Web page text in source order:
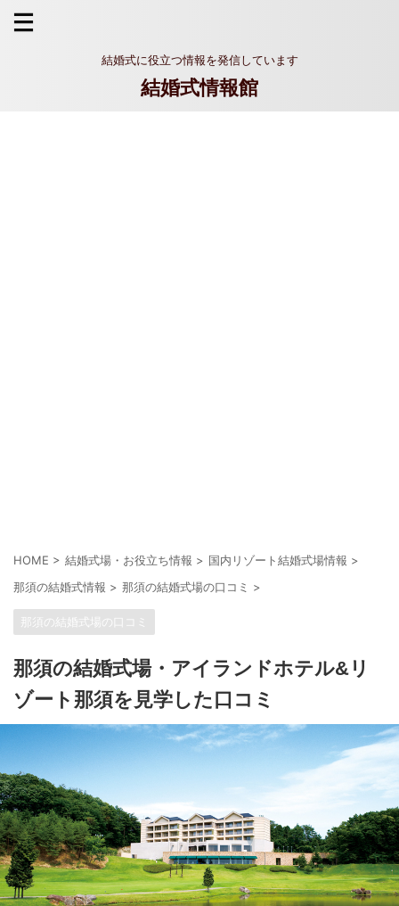
結婚式に役立つ情報を発信しています
結婚式情報館
HOME > 結婚式場・お役立ち情報 > 国内リゾート結婚式場情報 >
那須の結婚式情報 > 那須の結婚式場の口コミ >
那須の結婚式場の口コミ
那須の結婚式場・アイランドホテル&リ
ゾート那須を見学した口コミ